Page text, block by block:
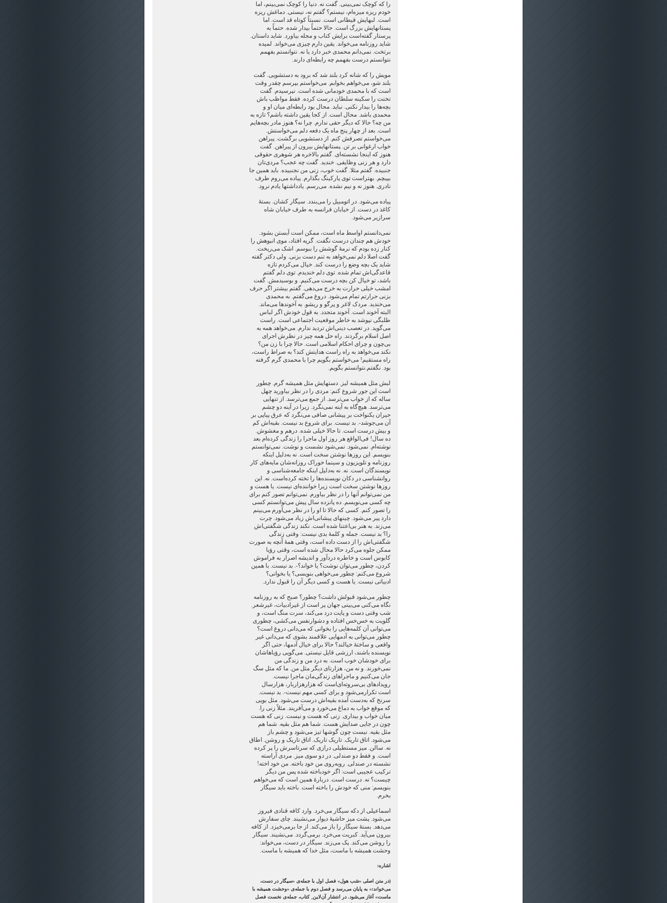
را که کوچک نمی‌بینی. گفت نه. دنیا را کوچک نمی‌بینم، اما
خودم ریزه میزه‌ام، نیستم؟ گفتم نه، نیستی. دماغش ریزه
است. لبهایش قیطانی است. نسبتاً کوتاه قد است. اما
پستانهایش بزرگ است. حالا حتماً بیدار شده. حتماً به
پرستار گفته‌است برایش کتاب و مجله بیاورد. شاید داستان.
شاید روزنامه می‌خواند. یقین دارم چیزی می‌خواند. لمیده
برتخت. نمی‌دانم محمدی خبر دارد یا نه. نتوانستم بفهمم
نتوانستم درست بفهمم چه رابطه‌ای دارند.
مویش را که شانه کرد بلند شد که برود به دستشویی. گفت
بلند شو، می‌خواهم بخوابم. می‌خواستم بپرسم چقدر وقت
است که با محمدی خودمانی شده است. نپرسیدم. گفت
تختت را سکینه سلطان درست کرده. فقط مواظب باش
بچه‌ها را بیدار نکنی. نباید. محال بود رابطه‌ای میان او و
محمدی باشد. محال است. از کجا یقین داشته باشم؟ تازه به
من چه؟ حالا که دیگر حقی ندارم. چرا نه؟ هنوز مادر بچه‌هایم
است. بعد از چهار پنج ماه یک دفعه دلم می‌خواستش.
می‌خواستم تصرفش کنم. از دستشویی برگشت. پیراهن
خواب ارغوانی بر تن. پستانهایش بیرون از پیراهن. گفت
هنوز که اینجا نشسته‌ای. گفتم بالاخره هر شوهری حقوقی
دارد و هر زنی وظایفی. خندید. گفت چه عجب؟ مردی‌تان
جنبیده. گفتم مثلا. گفت خوب، زنی من نجنبیده. باید همین جا
بپیچم. بهتراست توی پارکینگ بگذارم. پیاده می‌روم طرف
نادری. هنوز نه و نیم نشده. می‌رسم. یادداشتها یادم نرود.
پیاده می‌شود. در اتومبیل را می‌بندد. سیگار کشان. بستۀ
کاغذ در دست. از خیابان فرانسه به طرف خیابان شاه
سرازیر می‌شود.
نمی‌دانستم اواسط ماه است، ممکن است آبستن بشود.
خودش هم چندان درست نگفت. گریه افتاد، موی انبوهش را
کنار زده بودم که نرمۀ گوشش را ببوسم. اشک می‌ریخت.
گفت اصلا دلم نمی‌خواهد به تنم دست بزنی. ولی دکتر گفته
شاید یک بچه وضع را درست کند. خیال می‌کردم تازه
قاعدگی‌اش تمام شده. توی دلم خندیدم. توی دلم گفتم
باشد، تو خیال کن بچه درست می‌کنیم. و بوسیدمش. گفت
امشب خیلی حرارت به خرج می‌دهی. گفتم بیشتر اگر حرف
بزنی حرارتم تمام می‌شود. دروغ می‌گفتم. به محمدی
می‌خندید. مردک لاغر و پرگو و ریشو. به آخوندها می‌ماند.
البته آخوند است. آخوند متجدد. به قول خودش اگر لباس
طلبگی نپوشد به خاطر موقعیت اجتماعی است. راست
می‌گوید. در تعصب دینی‌اش تردید ندارم. می‌خواهد همه به
اصل اسلام برگردند. راه حل همه چیز در نظرش اجرای
بی‌چون و چرای احکام اسلامی است. حالا چرا با زن من؟
نکند می‌خواهد به راه راست هدایتش کند؟ به صراط راست،
راه مستقیم! می‌خواستم بگویم چرا با محمدی گرم گرفته
بود. نگفتم.نتوانستم بگویم.
لبش مثل همیشه لیز. دستهایش مثل همیشه گرم. چطور
است این جور شروع کنم: مردی را در نظر بیاورید چهل
ساله که از خواب می‌ترسد. از جمع می‌ترسد. از تنهایی
می‌ترسد. هیچ‌گاه به آینه نمی‌نگرد. زیرا در آینه دو چشم
حیران یکنواخت بر پیشانی صافی می‌نگرد که عرق پیاپی بر
آن می‌جوشد-. بد نیست. برای شروع بد نیست. بقیه‌اش کم
و بیش درست است. تا حالا خیلی شده. درهم و مغشوش.
ده سال! فی‌الواقع هر روز اول ماجرا را زندگی کرده‌ام بعد
نوشته‌ام. نمی‌شود. نمی‌شود نشست و نوشت. نمی‌توانستم
بنویسم. این روزها نوشتن سخت است. نه به‌دلیل اینکه
روزنامه و تلویزیون و سینما خوراک روزانه‌شان مایه‌های کار
نویسندگان است. نه. نه به‌دلیل اینکه جامعه‌شناسی و
روانشناسی در دکان نویسنده‌ها را تخته کرده‌است. نه. این
روزها نوشتن سخت است زیرا خواننده‌ای نیست. یا هست و
من نمی‌توانم آنها را در نظر بیاورم. نمی‌توانم تصور کنم برای
چه کسی می‌نویسم. ده پانزده سال پیش می‌توانستم کسی
را تصور کنم. کسی که حالا تا او را در نظر می‌آورم می‌بینم
دارد پیر می‌شود. چینهای پیشانی‌اش زیاد می‌شود. چرت
می‌زند. به هنر بی‌اعتنا شده است. نکند زندگی شگفتی‌اش
را؟ بد نیست. جمله و کلمۀ بدی نیست: وقتی زندگی
شگفتی‌اش را از دست داده است، وقتی همۀ آنچه به صورت
ممکن جلوه می‌کرد حالا محال شده است، وقتی رؤیا
کابوس است و خاطره دردآور و اندیشه اصرار به فراموش
کردن، چطور می‌توان نوشت؟ یا خواند؟-. بد نیست. با همین
شروع می‌کنم: چطور می‌خواهی بنویسی؟ یا بخوانی؟
ادبیاتی نیست. یا هست و کسی دیگر آن را قبول ندارد.
چطور می‌شود قبولش داشت؟ چطور؟ صبح که به روزنامه
نگاه می‌کنی می‌بینی جهان پر است از غیرادبیات، غیرشعر.
شب وقتی دست و پایت درد می‌کند، سرت منگ است، و
گلویت به خس‌خس افتاده و دشوارنفس می‌کشی، چطوری
می‌توانی آن کلمه‌هایی را بخوانی که می‌دانی دروغ است؟
چطور می‌توانی به آدمهایی علاقمند بشوی که می‌دانی غیر
واقعی و ساختۀ خیالند؟ حالا برای خیال آدمها، حتی اگر
نویسنده باشند، ارزشی قایل نیستی. می‌گویی رؤیاهاشان
برای خودشان خوب است. به درد من و زندگی من
نمی‌خورند. و نه من، هزارتای دیگر مثل من. ما که مثل سگ
جان می‌کنیم و ماجراهای زندگی‌مان ماجرا نیست.
رویدادهای بی‌سروته‌ای‌است که هزارهزاربار، هزارسال
است تکرارمی‌شود و برای کسی مهم نیست-. بد نیست.
سرنخ که به‌دست آمده بقیه‌اش درست می‌شود. مثل بویی
که موقع خواب به دماغ می‌خورد و می‌آفریند. مثلاً زنی را.
میان خواب و بیداری. زنی که هست و نیست. زنی که هست
چون در جایی صدایش هست. شما هم مثل بقیه. شما هم
مثل بقیه. نیست چون گوشها تیز می‌شود و چشم باز
می‌شود. اتاق تاریک. تاریک تاریک. اتاق تاریک و روشن. اطاق
نه. سالن. میز مستطیلی درازی که سرتاسرش را پر کرده
است. و فقط دو صندلی. در دو سوی میز. مردی آراسته
نشسته در صندلی. روبه‌روی من خود باخته. من خود اخته!
ترکیب عجیبی است: اگر خودباخته شده پس من دیگر
چیست؟ نه. درست است. دربارۀ همین است که می‌خواهم
بنویسم: منی که خودش را باخته است. باخته باید سیگار
بخرم.
اسماعیلی از دکه سیگار می‌خرد. وارد کافه قنادی فیروز
می‌شود. پشت میز حاشیۀ دیوار می‌نشیند. چای سفارش
می‌دهد. بستۀ سیگار را باز می‌کند. از جا برمی‌خیزد. از کافه
بیرون می‌آید. کبریت می‌خرد. برمی‌گردد. می‌نشیند. سیگار
را روشن می‌کند. پک می‌زند. سیگار در دست، می‌خواند:
وحشت همیشه با ماست، مثل خدا که همیشه با ماست.
اشاره:
(در متن اصلی «شب هول» فصل اول با جمله‌ی «سیگار در دست،
می‌خواند:» به پایان می‌رسد و فصل دوم با جمله‌ی «وحشت همیشه با
ماست» آغاز می‌شود. در انتشار آن‌لاین ِ کتاب، جمله‌ی نخست فصل